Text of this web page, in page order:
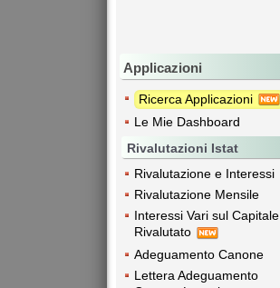
Applicazioni
Ricerca Applicazioni
Le Mie Dashboard
Rivalutazioni Istat
Rivalutazione e Interessi
Rivalutazione Mensile
Interessi Vari sul Capitale
Rivalutato
Adeguamento Canone
Lettera Adeguamento